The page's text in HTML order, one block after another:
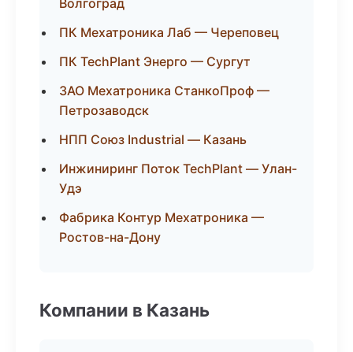
Волгоград
ПК Мехатроника Лаб — Череповец
ПК TechPlant Энерго — Сургут
ЗАО Мехатроника СтанкоПроф —
Петрозаводск
НПП Союз Industrial — Казань
Инжиниринг Поток TechPlant — Улан-
Удэ
Фабрика Контур Мехатроника —
Ростов-на-Дону
Компании в Казань